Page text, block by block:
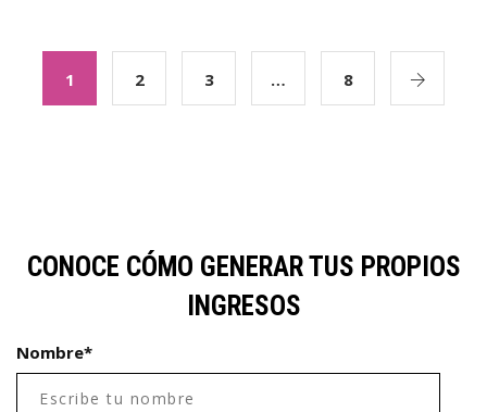
1 2 3 … 8
CONOCE CÓMO GENERAR TUS PROPIOS
INGRESOS
Nombre*